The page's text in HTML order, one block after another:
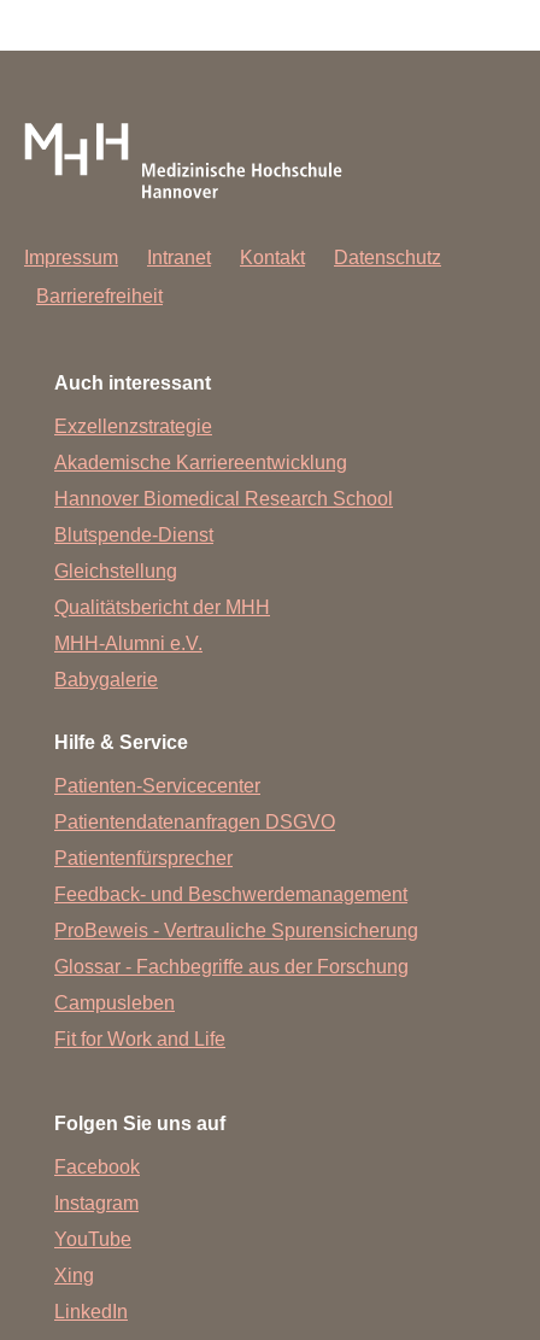
Impressum Intranet Kontakt
Datenschutz
Barrierefreiheit
Auch interessant
Exzellenzstrategie
Akademische Karriereentwicklung
Hannover Biomedical Research School
Blutspende-Dienst
Gleichstellung
Qualitätsbericht der MHH
MHH-Alumni e.V.
Babygalerie
Hilfe & Service
Patienten-Servicecenter
Patientendatenanfragen DSGVO
Patientenfürsprecher
Feedback- und Beschwerdemanagement
ProBeweis - Vertrauliche Spurensicherung
Glossar - Fachbegriffe aus der Forschung
Campusleben
Fit for Work and Life
Folgen Sie uns auf
Facebook
Instagram
YouTube
Xing
LinkedIn